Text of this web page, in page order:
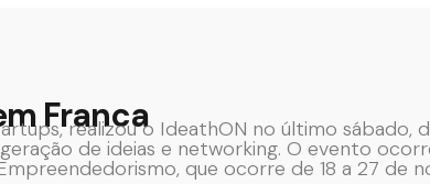
Franca
realizou o IdeathON no último sábado,
de ideias e networking. O evento
que ocorre de 18 a 27 de